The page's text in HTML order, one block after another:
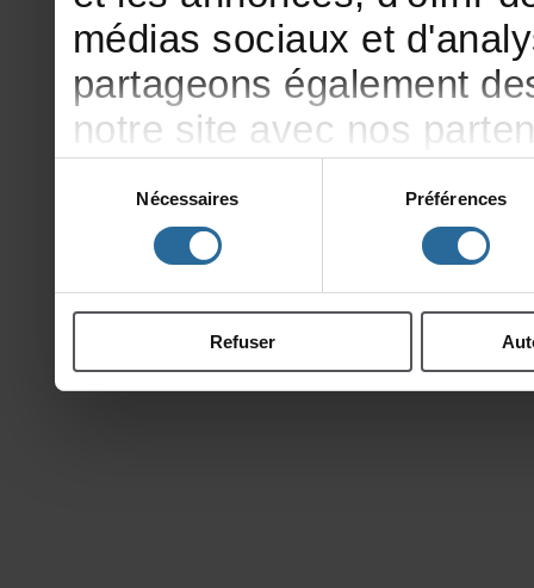
consentement
Nécessaires Préférences
Refuser